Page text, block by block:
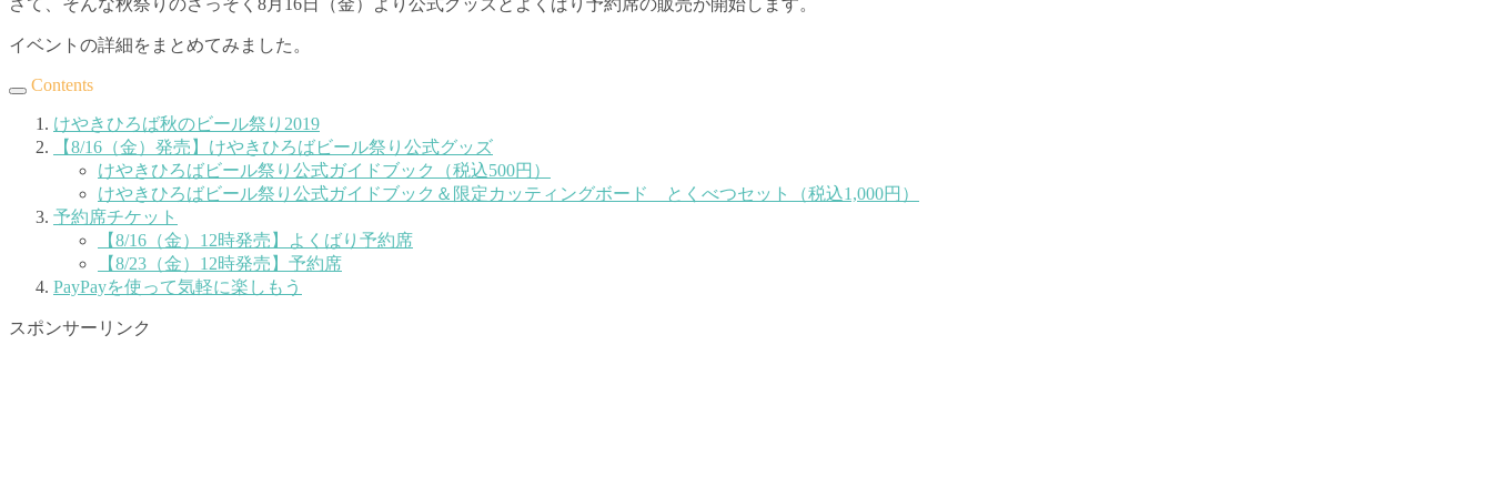
さて、そんな秋祭りのさっそく8月16日（金）より公式グッズとよくばり予約席の販売が開始します。
イベントの詳細をまとめてみました。
Contents
けやきひろば秋のビール祭り2019
【8/16（金）発売】けやきひろばビール祭り公式グッズ
けやきひろばビール祭り公式ガイドブック（税込500円）
けやきひろばビール祭り公式ガイドブック＆限定カッティングボード とくべつセット（税込1,000円）
予約席チケット
【8/16（金）12時発売】よくばり予約席
【8/23（金）12時発売】予約席
PayPayを使って気軽に楽しもう
スポンサーリンク